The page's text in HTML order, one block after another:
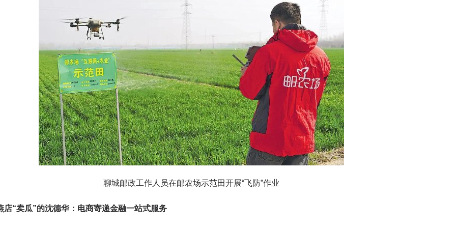
聊城邮政工作人员在邮农场示范田开展“飞防”作业
卖瓜”的沈德华：电商寄递金融一站式服务